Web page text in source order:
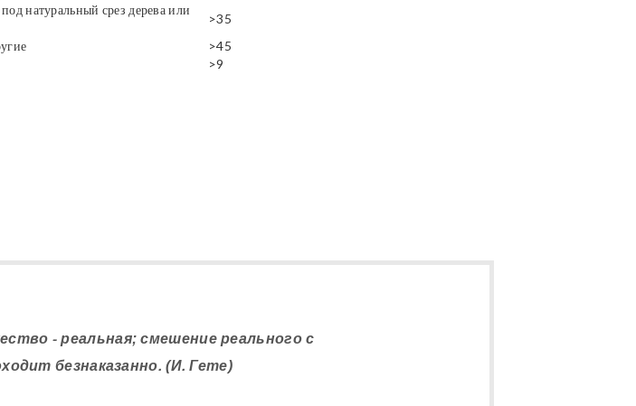
натуральный срез дерева или
>35
>45
>9
- реальная; смешение реального с
безнаказанно. (И. Гете)